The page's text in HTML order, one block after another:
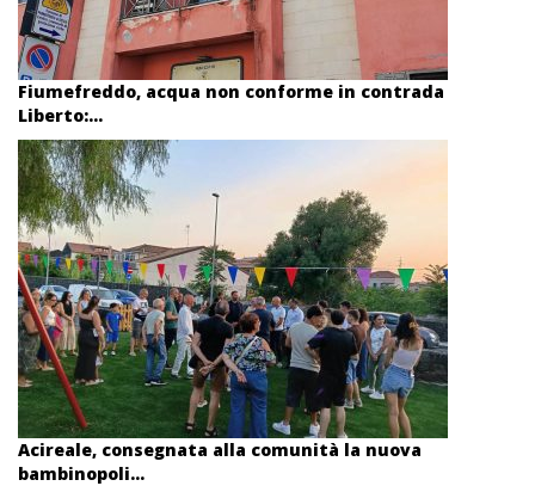
Fiumefreddo, acqua non conforme in contrada
Liberto:...
Acireale, consegnata alla comunità la nuova
bambinopoli...